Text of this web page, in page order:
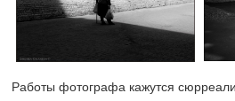
Работы фотографа кажутся